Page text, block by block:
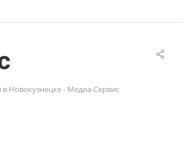
Новокузнецке - Медиа-Сервис